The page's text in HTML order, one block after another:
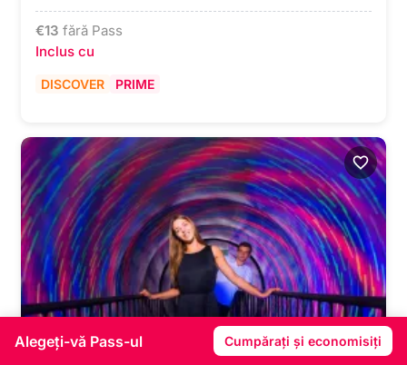
€13 fără Pass
Inclus cu
DISCOVER PRIME
Alegeți-vă Pass-ul Cumpărați și economisiți